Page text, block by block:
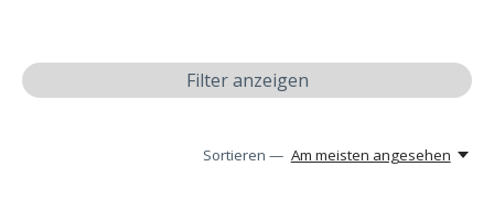
Filter anzeigen
Sortieren — Am meisten angesehen